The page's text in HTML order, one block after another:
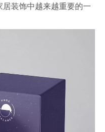
装饰中越来越重要的一